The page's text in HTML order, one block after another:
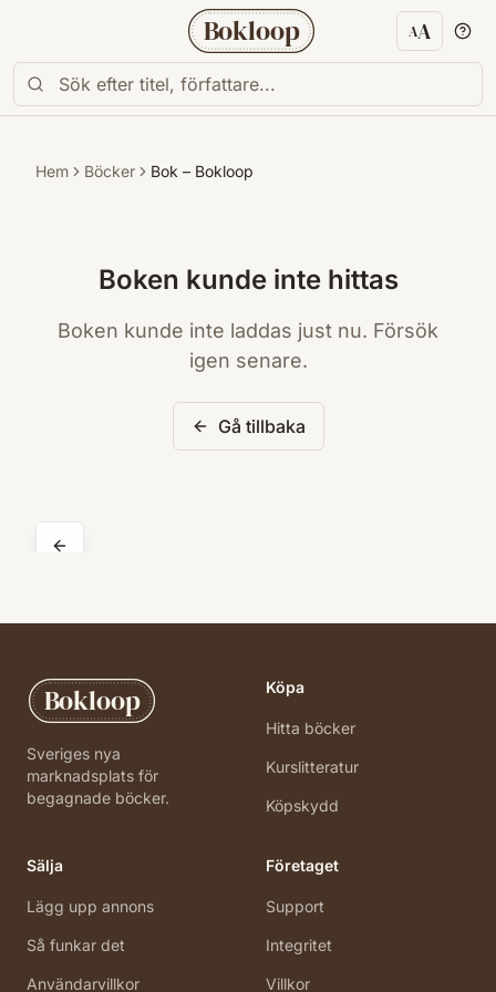
Bokloop AA
Hem Böcker Bok – Bokloop
Boken kunde inte hittas
Boken kunde inte laddas just nu. Försök
igen senare.
Gå tillbaka
Bokloop
Sveriges nya
marknadsplats för
begagnade böcker.
Köpa
Hitta böcker
Kurslitteratur
Köpskydd
Sälja
Lägg upp annons
Så funkar det
Användarvillkor
Företaget
Support
Integritet
Villkor